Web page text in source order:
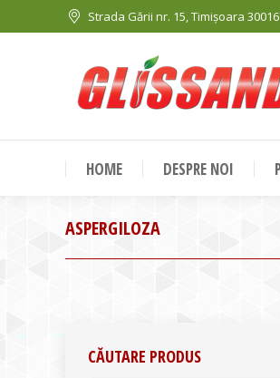
Strada Gării nr. 15, Timișoara
HOME DESPRE NOI
ASPERGILOZA
CĂUTARE PRODUS